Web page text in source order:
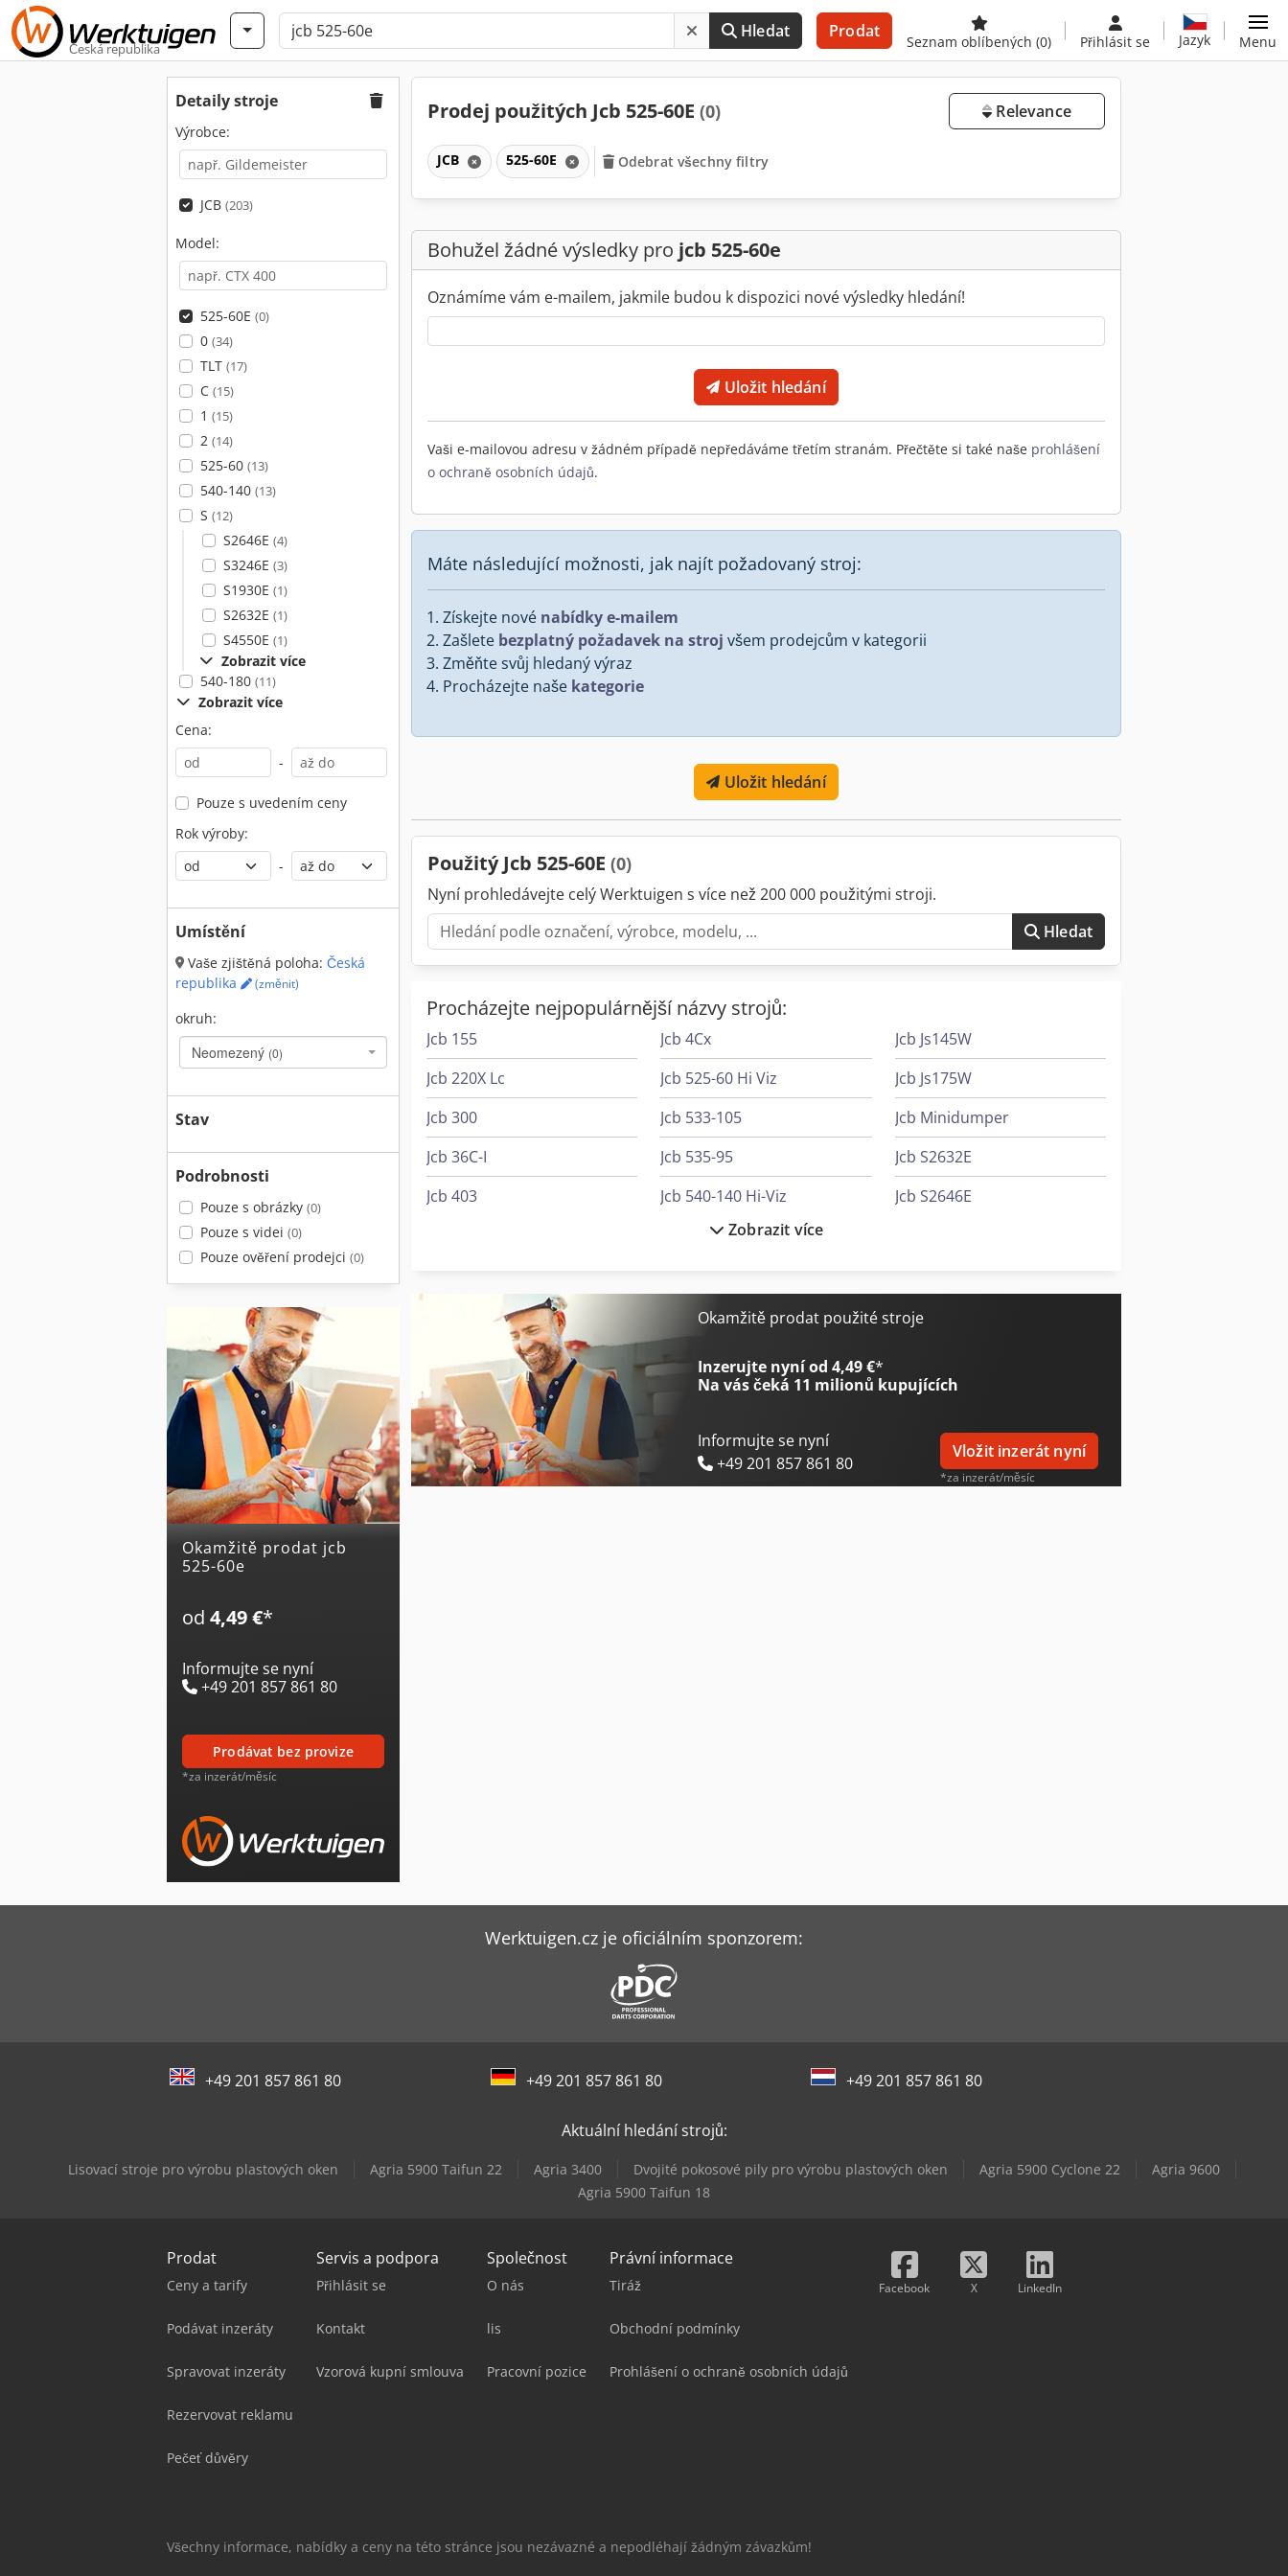
Česká republika
Hledat Prodat
Seznam oblíbených (0) Přihlásit se Jazyk Menu
Detaily stroje
Výrobce:
JCB (203)
Model:
525-60E (0)
0 (34)
TLT (17)
C (15)
1 (15)
2 (14)
525-60 (13)
540-140 (13)
S (12)
S2646E (4)
S3246E (3)
S1930E (1)
S2632E (1)
S4550E (1)
Zobrazit více
540-180 (11)
Zobrazit více
Cena:
-
Pouze s uvedením ceny
Rok výroby:
-
Umístění
Vaše zjištěná poloha: Česká
republika
(změnit)
okruh:
Neomezený (0)
Stav
Podrobnosti
Pouze s obrázky (0)
Pouze s videi (0)
Pouze ověření prodejci (0)
Okamžitě prodat jcb
525-60e
od 4,49 €*
Informujte se nyní
+49 201 857 861 80
prodávat bez provize
*za inzerát/měsíc
Prodej použitých Jcb 525-60E (0) Relevance
JCB 525-60E Odebrat všechny filtry
Bohužel žádné výsledky pro jcb 525-60e
Oznámíme vám e-mailem, jakmile budou k dispozici nové výsledky hledání!
Uložit hledání
Vaši e-mailovou adresu v žádném případě nepředáváme třetím stranám. Přečtěte si také naše prohlášení
o ochraně osobních údajů.
Máte následující možnosti, jak najít požadovaný stroj:
Získejte nové nabídky e-mailem
Zašlete bezplatný požadavek na stroj všem prodejcům v kategorii
Změňte svůj hledaný výraz
Procházejte naše kategorie
Uložit hledání
Použitý Jcb 525-60E (0)
Nyní prohledávejte celý Werktuigen s více než 200 000 použitými stroji.
Hledat
Procházejte nejpopulárnější názvy strojů:
Jcb 155
Jcb 220X Lc
Jcb 300
Jcb 36C-I
Jcb 403
Jcb 4Cx
Jcb 525-60 Hi Viz
Jcb 533-105
Jcb 535-95
Jcb 540-140 Hi-Viz
Jcb 540-170
Jcb 86C-2
Jcb Js145W
Jcb Js175W
Jcb Minidumper
Jcb S2632E
Jcb S2646E
Zobrazit více
Okamžitě prodat použité stroje
Inzerujte nyní od 4,49 €*
Na vás čeká 11 milionů kupujících
Informujte se nyní
+49 201 857 861 80
Vložit inzerát nyní
*za inzerát/měsíc
Werktuigen.cz je oficiálním sponzorem:
+49 201 857 861 80 +49 201 857 861 80 +49 201 857 861 80
Aktuální hledání strojů:
Lisovací stroje pro výrobu plastových oken Agria 5900 Taifun 22 Agria 3400 Dvojité pokosové pily pro výrobu plastových oken Agria 5900 Cyclone 22
Agria 9600
Agria 5900 Taifun 18
Prodat
Ceny a tarify
Podávat inzeráty
Spravovat inzeráty
Rezervovat reklamu
Pečeť důvěry
Servis a podpora
Přihlásit se
Kontakt
Vzorová kupní smlouva
Společnost
O nás
lis
Pracovní pozice
Právní informace
Tiráž
Obchodní podmínky
Prohlášení o ochraně osobních údajů
Facebook X LinkedIn
Všechny informace, nabídky a ceny na této stránce jsou nezávazné a nepodléhají žádným závazkům!